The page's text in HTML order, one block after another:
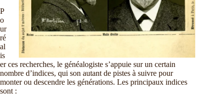
P
o
ur
ré
al
is
er ces recherches, le généalogiste s’appuie sur un certain
nombre d’indices, qui son autant de pistes à suivre pour
monter ou descendre les générations. Les principaux indices
sont :